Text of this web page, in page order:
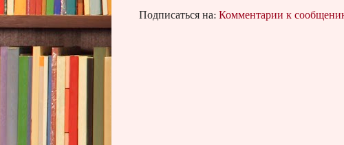
Подписаться на: Комментарии к